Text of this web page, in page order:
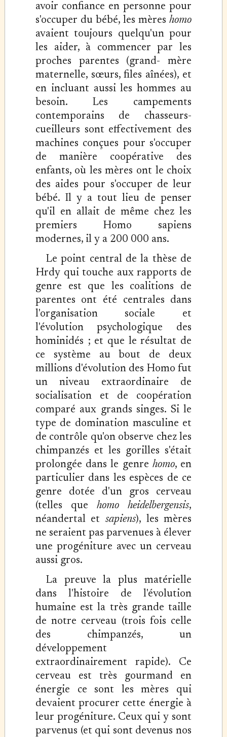
avoir confiance en personne pour
s'occuper du bébé, les mèreshomo
avaient toujours quelqu'un pour
les aider, à commencer par les
proches parentes (grand- mère
maternelle, sœurs, files aînées), et
en incluant aussi les hommes au
besoin. Les campements
contemporains de chasseurs-
cueilleurs sont effectivement des
machines conçues pour s'occuper
de manière coopérative des
enfants, où les mères ont le choix
des aides pour s'occuper de leur
bébé. Il y a tout lieu de penser
qu'il en allait de même chez les
premiers Homo sapiens
modernes, il y a 200 000 ans.
Le point central de la thèse de
Hrdy qui touche aux rapports de
genre est que les coalitions de
parentes ont été centrales dans
l'organisation sociale et
l'évolution psychologique des
hominidés ; et que le résultat de
ce système au bout de deux
millions d'évolution des Homo fut
un niveau extraordinaire de
socialisation et de coopération
comparé aux grands singes. Si le
type de domination masculine et
de contrôle qu'on observe chez les
chimpanzés et les gorilles s'était
prolongée dans le genre homo, en
particulier dans les espèces de ce
genre dotée d'un gros cerveau
(telles quehomo heidelbergensis,
néandertal et sapiens), les mères
ne seraient pas parvenues à élever
une progéniture avec un cerveau
aussi gros.
La preuve la plus matérielle
dans l'histoire de l'évolution
humaine est la très grande taille
de notre cerveau (trois fois celle
des chimpanzés, un
développement
extraordinairement rapide). Ce
cerveau est très gourmand en
énergie ce sont les mères qui
devaient procurer cette énergie à
leur progéniture. Ceux qui y sont
parvenus (et qui sont devenus nos